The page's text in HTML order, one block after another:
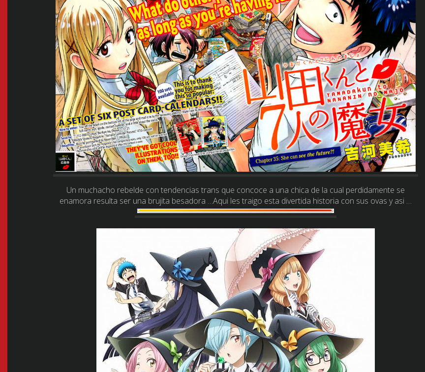
Un muchacho rebelde con tendencias trans que concoce a una chica de la cual perdidamente se
enamora resulta ser una brujita besadora …Aqui les traigo esta divertida historia con sus ovas y asi …